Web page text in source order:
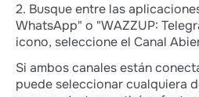
2. Busque entre las
WhatsApp" o "WAZZUP:
icono, seleccione el Canal
Si ambos canales están
puede seleccionar cualquiera